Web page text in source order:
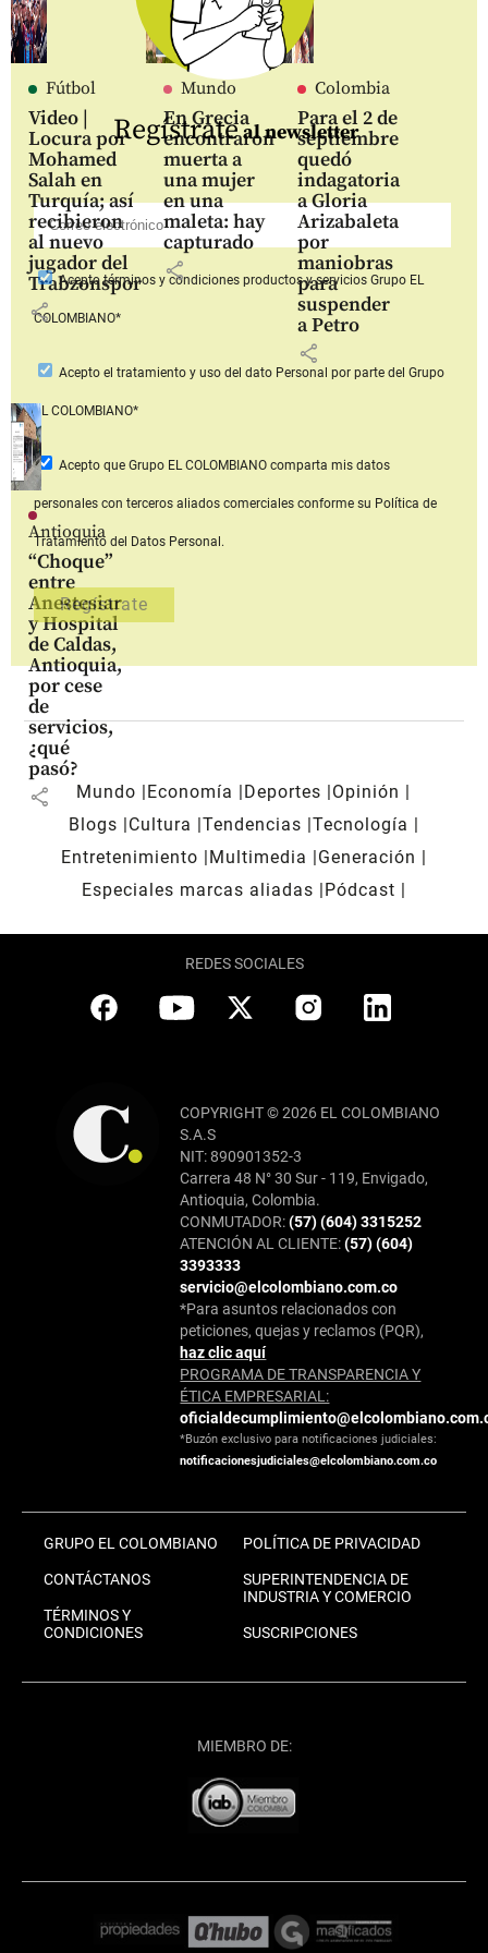
Fútbol
Video |
Locura por
Mohamed
Salah en
Turquía; así
recibieron
al nuevo
jugador del
Trabzonspor
share
Mundo
En Grecia
encontraron
muerta a
una mujer
en una
maleta: hay
capturado
share
Colombia
Para el 2 de
septiembre
quedó
indagatoria
a Gloria
Arizabaleta
por
maniobras
para
suspender
a Petro
share
Antioquia
“Choque”
entre
Anestesiar
y Hospital
de Caldas,
Antioquia,
por cese
de
servicios,
¿qué
pasó?
share
Regístrateal newsletter
Aceptotérminos y condiciones productos y serviciosGrupo EL
COLOMBIANO*
Acepto el tratamiento y uso del dato Personal por parte del Grupo
EL COLOMBIANO*
Acepto que Grupo EL COLOMBIANOcomparta mis datos
personales con terceros aliados comerciales conforme su Política de
Tratamiento del Datos Personal.
Mundo Economía Deportes
Opinión
Blogs
Cultura Tendencias Tecnología
Entretenimiento
Multimedia
Generación
Especiales marcas aliadas
Pódcast
REDES SOCIALES
COPYRIGHT © 2026 EL COLOMBIANO
S.A.S
NIT: 890901352-3
Carrera 48 N° 30 Sur - 119, Envigado,
Antioquia, Colombia.
CONMUTADOR:(57) (604) 3315252
ATENCIÓN AL CLIENTE:(57) (604)
3393333
servicio@elcolombiano.com.co
*Para asuntos relacionados con
peticiones, quejas y reclamos (PQR),
haz clic aquí
PROGRAMA DE TRANSPARENCIA Y
ÉTICA EMPRESARIAL:
*Buzón exclusivo para notificaciones judiciales:
notificacionesjudiciales@elcolombiano.com.co
GRUPO EL COLOMBIANO
CONTÁCTANOS
TÉRMINOS Y
CONDICIONES
POLÍTICA DE PRIVACIDAD
SUPERINTENDENCIA DE
INDUSTRIA Y COMERCIO
SUSCRIPCIONES
MIEMBRO DE: